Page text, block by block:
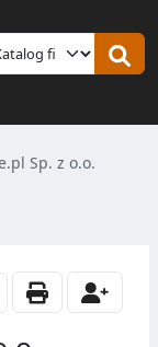
Sp. z o.o.